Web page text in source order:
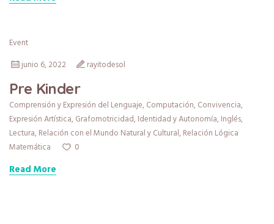
Event
junio 6, 2022
rayitodesol
Pre Kinder
Comprensión y Expresión del Lenguaje,Computación,Convivencia,
Expresión Artística,Grafomotricidad,Identidad y Autonomía,Inglés,
Lectura,Relación con el Mundo Natural y Cultural,Relación Lógica
Matemática
0
Read More